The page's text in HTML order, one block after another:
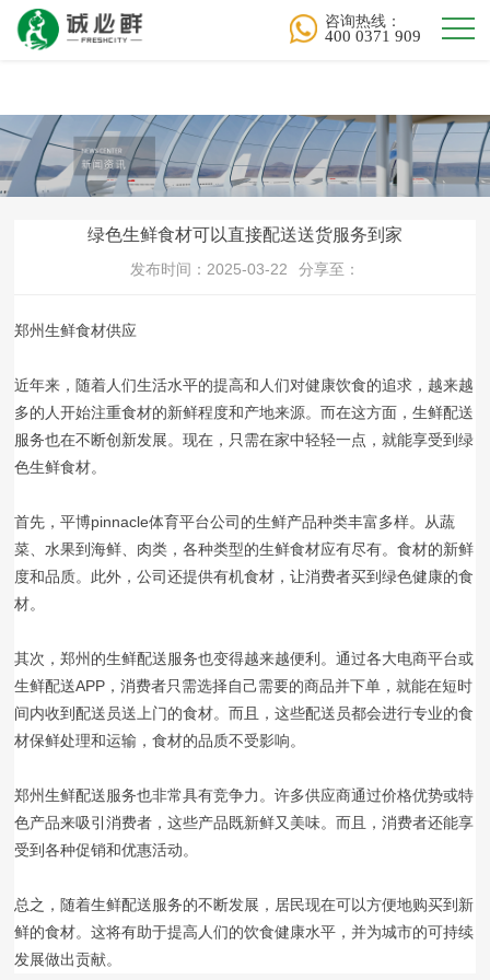
平博·(pinnacle)官方网站咨询热线：
400 0371 909
绿色生鲜食材可以直接配送送货服务到家
发布时间：2025-03-22 分享至：
郑州生鲜食材供应
近年来，随着人们生活水平的提高和人们对健康饮食的追求，越来越
多的人开始注重食材的新鲜程度和产地来源。而在这方面，生鲜配送
服务也在不断创新发展。现在，只需在家中轻轻一点，就能享受到绿
色生鲜食材。
首先，平博pinnacle体育平台公司的生鲜产品种类丰富多样。从蔬
菜、水果到海鲜、肉类，各种类型的生鲜食材应有尽有。食材的新鲜
度和品质。此外，公司还提供有机食材，让消费者买到绿色健康的食
材。
其次，郑州的生鲜配送服务也变得越来越便利。通过各大电商平台或
生鲜配送APP，消费者只需选择自己需要的商品并下单，就能在短时
间内收到配送员送上门的食材。而且，这些配送员都会进行专业的食
材保鲜处理和运输，食材的品质不受影响。
郑州生鲜配送服务也非常具有竞争力。许多供应商通过价格优势或特
色产品来吸引消费者，这些产品既新鲜又美味。而且，消费者还能享
受到各种促销和优惠活动。
总之，随着生鲜配送服务的不断发展，居民现在可以方便地购买到新
鲜的食材。这将有助于提高人们的饮食健康水平，并为城市的可持续
发展做出贡献。